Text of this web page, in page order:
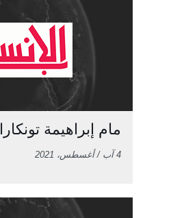
مام إبراهيمة تونكارا
4 آب / أغسطس، 2021